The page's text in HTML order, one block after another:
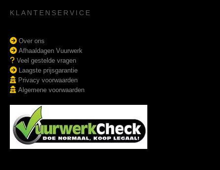
KLANTENSERVICE
Over ons
Afhaaldagen Vuurwerk
Veel gestelde vragen
Laagste prijsgarantie
Privacy voorwaarden
Algemene voorwaarden